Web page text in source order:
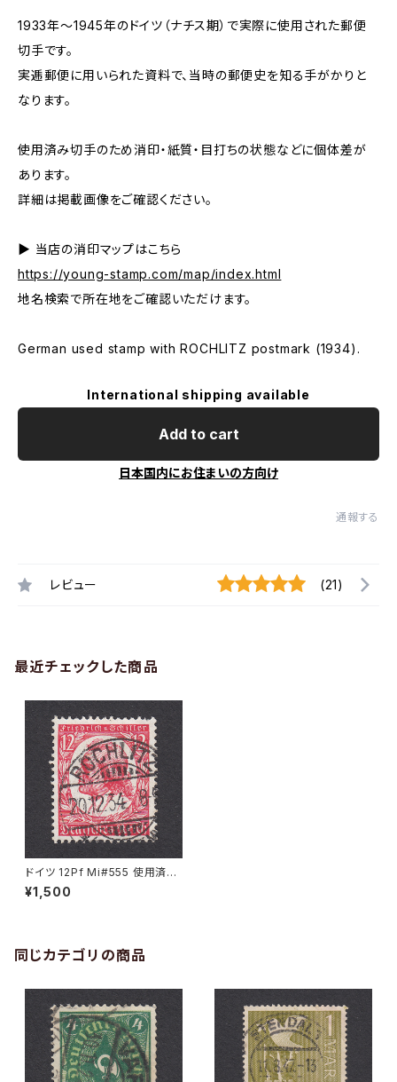
1933年～1945年のドイツ（ナチス期）で実際に使用された郵便
切手です。
実逓郵便に用いられた資料で、当時の郵便史を知る手がかりと
なります。
使用済み切手のため消印・紙質・目打ちの状態などに個体差が
あります。
詳細は掲載画像をご確認ください。
▶ 当店の消印マップはこちら
https://young-stamp.com/map/index.html
地名検索で所在地をご確認いただけます。
German used stamp with ROCHLITZ postmark (1934).
International shipping available
Add to cart
日本国内にお住まいの方向け
通報する
レビュー (21)
最近チェックした商品
ドイツ 12Pf Mi#555 使用済み
切手｜ROCHLITZ 20.12.193
4
¥1,500
同じカテゴリの商品